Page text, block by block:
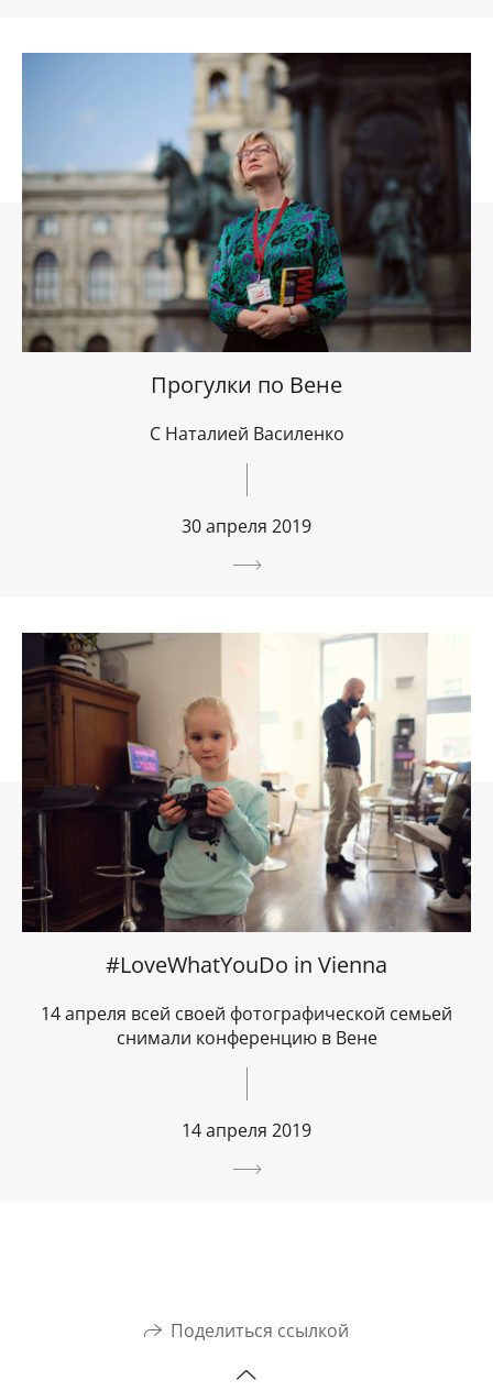
Прогулки по Вене
С Наталией Василенко
30 апреля 2019
#LoveWhatYouDo in Vienna
14 апреля всей своей фотографической семьей
снимали конференцию в Вене
14 апреля 2019
Поделиться ссылкой